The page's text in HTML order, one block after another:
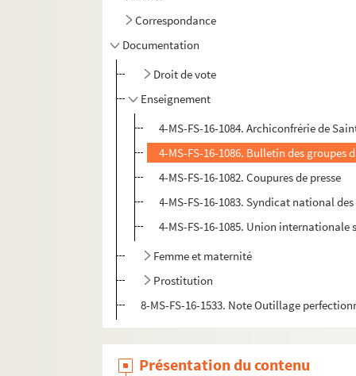
Correspondance
Documentation
Droit de vote
Enseignement
4-MS-FS-16-1084. Archiconfrérie de
4-MS-FS-16-1086. Bulletin des groupes
4-MS-FS-16-1082. Coupures de presse
4-MS-FS-16-1083. Syndicat national
4-MS-FS-16-1085. Union
Femme et maternité
Prostitution
8-MS-FS-16-1533. Note Outillage
Présentation du contenu